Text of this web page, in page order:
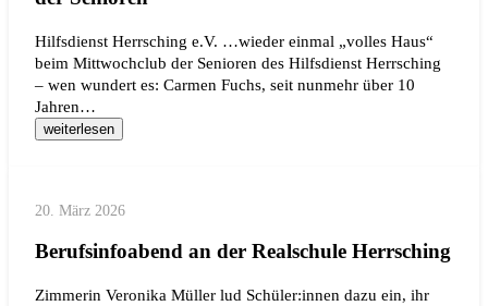
Hilfsdienst Herrsching e.V. …wieder einmal „volles Haus“
beim Mittwochclub der Senioren des Hilfsdienst Herrsching
– wen wundert es: Carmen Fuchs, seit nunmehr über 10
Jahren…
weiterlesen
20. März 2026
Berufsinfoabend an der Realschule Herrsching
Zimmerin Veronika Müller lud Schüler:innen dazu ein, ihr